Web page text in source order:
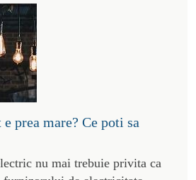
prea mare? Ce poti sa
nu mai trebuie privita ca